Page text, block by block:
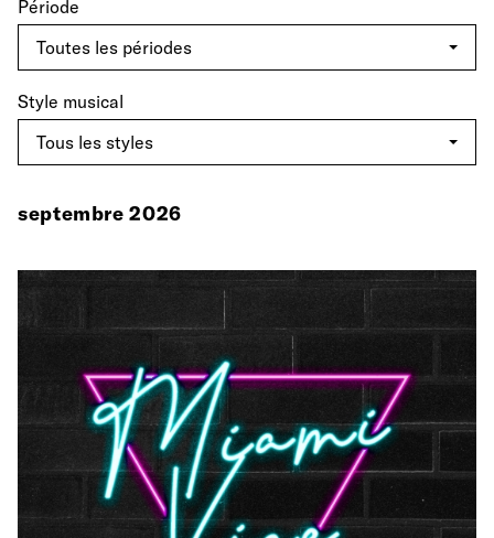
Période
Style musical
septembre 2026